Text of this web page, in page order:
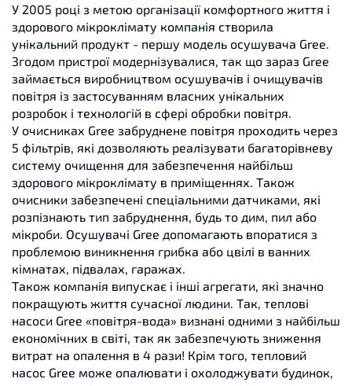
У 2005 році з метою організації комфортного життя і
здорового мікроклімату компанія створила
унікальний продукт - першу модель осушувача Gree.
Згодом пристрої модернізувалися, так що зараз Gree
займається виробництвом осушувачів і очищувачів
повітря із застосуванням власних унікальних
розробок і технологій в сфері обробки повітря.
У очисниках Gree забруднене повітря проходить через
5 фільтрів, які дозволяють реалізувати багаторівневу
систему очищення для забезпечення найбільш
здорового мікроклімату в приміщеннях. Також
очисники забезпечені спеціальними датчиками, які
розпізнають тип забруднення, будь то дим, пил або
мікроби. Осушувачі Gree допомагають впоратися з
проблемою виникнення грибка або цвілі в ванних
кімнатах, підвалах, гаражах.
Також компанія випускає і інші агрегати, які значно
покращують життя сучасної людини. Так, теплові
насоси Gree «повітря-вода» визнані одними з найбільш
економічних в світі, так як забезпечують зниження
витрат на опалення в 4 рази! Крім того, тепловий
насос Gree може опалювати і охолоджувати будинок,